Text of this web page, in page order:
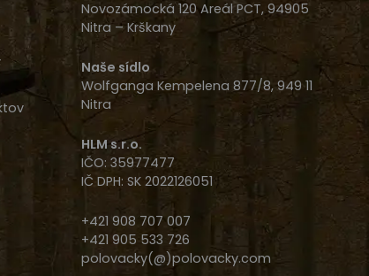
Novozámocká 120 Areál PCT, 94905
Nitra – Krškany
Naše sídlo
Wolfganga Kempelena 877/8, 949 11
Nitra
HLM s.r.o.
IČO: 35977477
IČ DPH: SK 2022126051
+421 908 707 007
+421 905 533 726
polovacky(@)polovacky.com